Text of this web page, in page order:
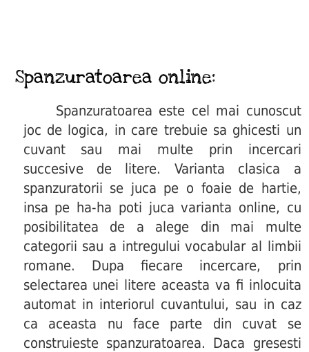
Spanzuratoarea online:
Spanzuratoarea este cel mai cunoscut
joc de logica, in care trebuie sa ghicesti un
cuvant sau mai multe prin incercari
succesive de litere. Varianta clasica a
spanzuratorii se juca pe o foaie de hartie,
insa pe ha-ha poti juca varianta online, cu
posibilitatea de a alege din mai multe
categorii sau a intregului vocabular al limbii
romane. Dupa fiecare incercare, prin
selectarea unei litere aceasta va fi inlocuita
automat in interiorul cuvantului, sau in caz
ca aceasta nu face parte din cuvat se
construieste spanzuratoarea. Daca gresesti